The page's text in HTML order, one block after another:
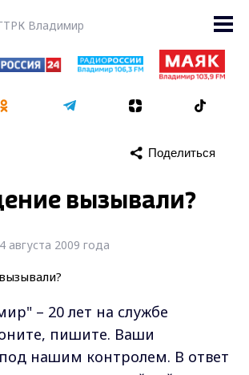
Владимир
Поделиться
вызывали?
августа 2009 года
– 20 лет на службе
пишите. Ваши
нашим контролем. В ответ